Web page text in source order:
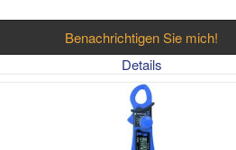
Benachrichtigen Sie mich!
Details